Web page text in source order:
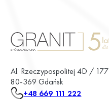
Al. Rzeczypospolitej 4D / 177
80-369 Gdańsk
+48 669 111 222